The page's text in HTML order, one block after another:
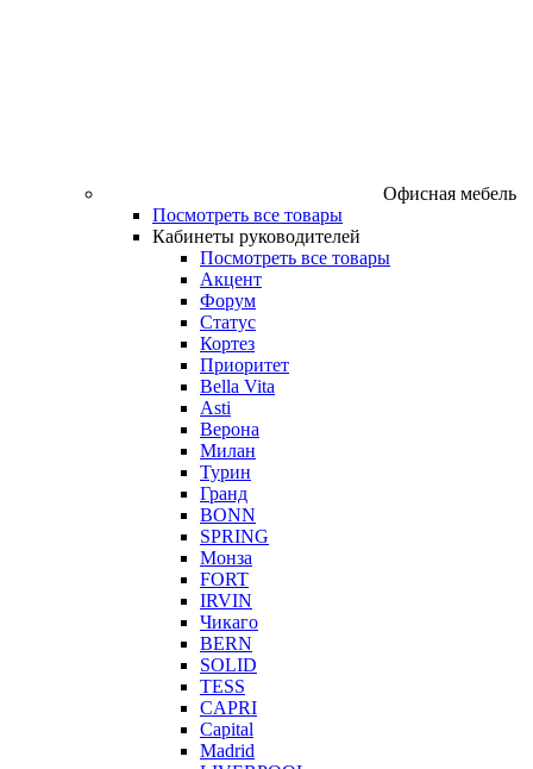
Офисная мебель
Посмотреть все товары
Кабинеты руководителей
Посмотреть все товары
Акцент
Форум
Статус
Кортез
Приоритет
Bella Vita
Asti
Верона
Милан
Турин
Гранд
BONN
SPRING
Монза
FORT
IRVIN
Чикаго
BERN
SOLID
TESS
CAPRI
Capital
Madrid